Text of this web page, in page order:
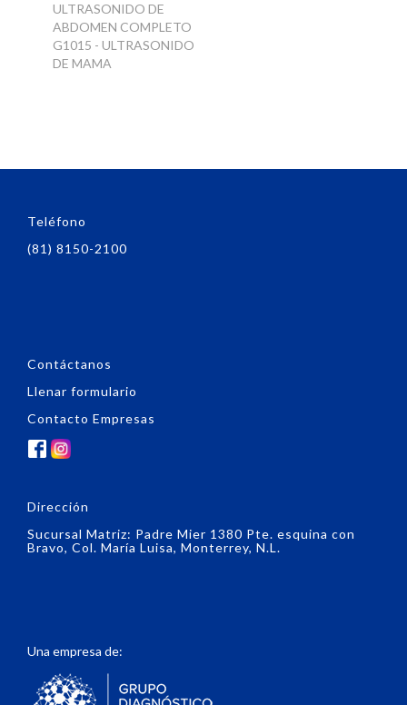
ULTRASONIDO DE
ABDOMEN COMPLETO
G1015 - ULTRASONIDO
DE MAMA
Teléfono
(81) 8150-2100
Contáctanos
Llenar formulario
Contacto Empresas
Dirección
Sucursal Matriz: Padre Mier 1380 Pte. esquina con
Bravo, Col. María Luisa, Monterrey, N.L.
Una empresa de: